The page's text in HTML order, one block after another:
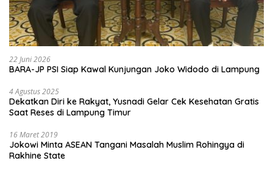
22 Juni 2026
BARA-JP PSI Siap Kawal Kunjungan Joko Widodo di Lampung
4 Agustus 2025
Dekatkan Diri ke Rakyat, Yusnadi Gelar Cek Kesehatan Gratis
Saat Reses di Lampung Timur
16 Maret 2019
Jokowi Minta ASEAN Tangani Masalah Muslim Rohingya di
Rakhine State